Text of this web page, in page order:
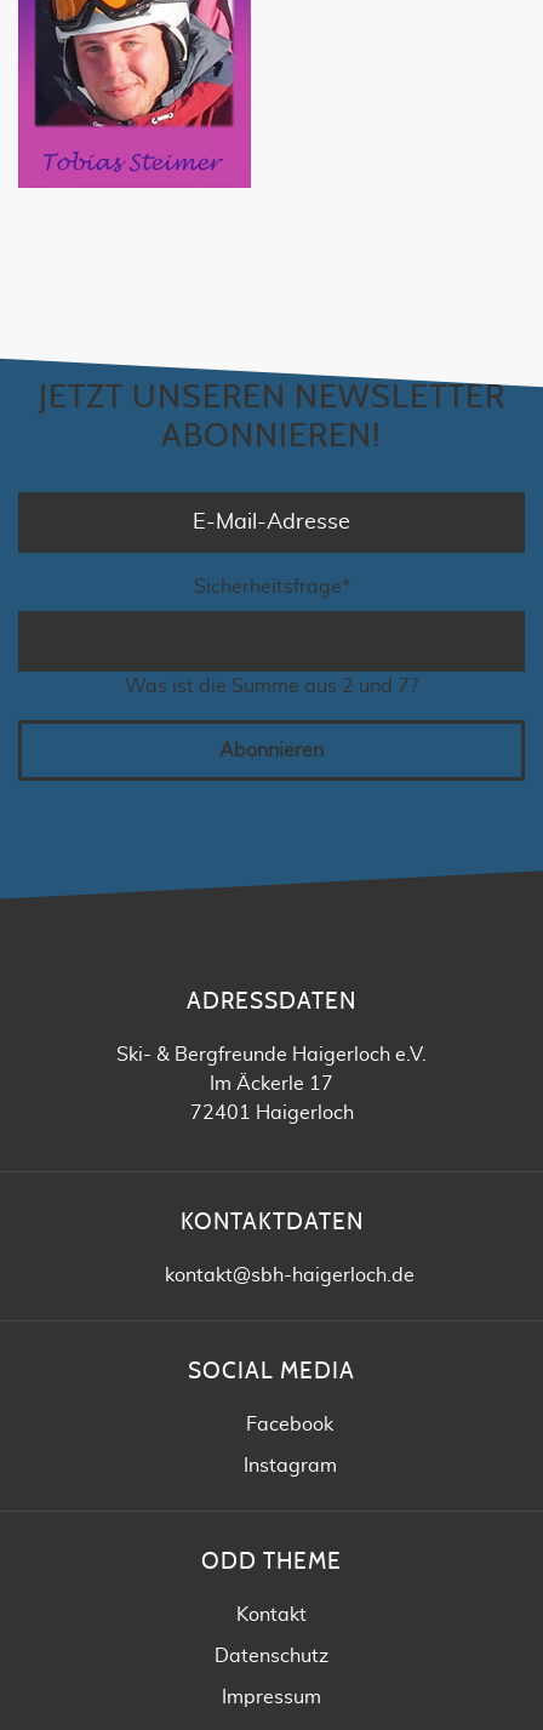
JETZT UNSEREN NEWSLETTER
ABONNIEREN!
Sicherheitsfrage*
Was ist die Summe aus 2 und 7?
Abonnieren
ADRESSDATEN
Ski- & Bergfreunde Haigerloch e.V.
Im Äckerle 17
72401 Haigerloch
KONTAKTDATEN
kontakt@sbh-haigerloch.de
SOCIAL MEDIA
Facebook
Instagram
ODD THEME
Kontakt
Datenschutz
Impressum